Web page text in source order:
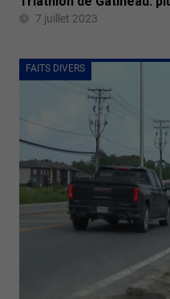
7 juillet 2023
FAITS DIVERS